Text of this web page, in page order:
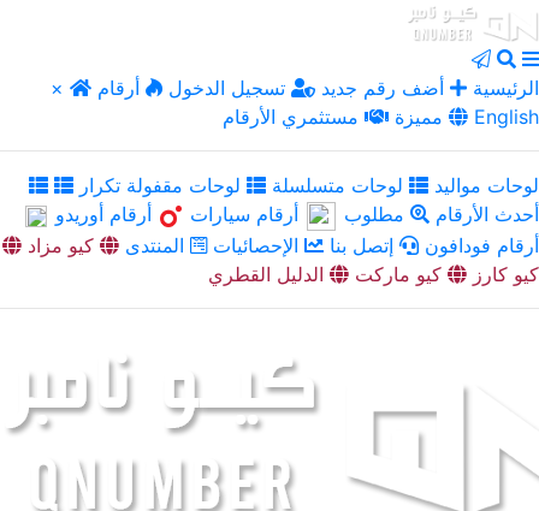
× الرئيسية أضف رقم جديد تسجيل الدخول
أرقام
مميزة
مستثمري الأرقام English
لوحات مواليد لوحات متسلسلة
لوحات مقفولة تكرار
أحدث الأرقام
مطلوب أرقام سيارات
أرقام أوريدو
أرقام فودافون
إتصل بنا الإحصائيات المنتدى
كيو مزاد
كيو كارز
كيو ماركت الدليل القطري